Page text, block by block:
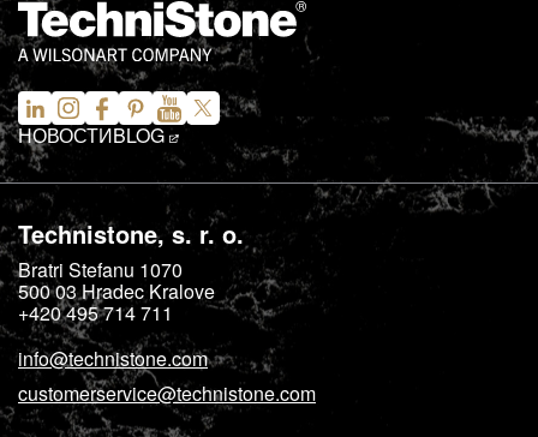
НОВОСТИBLOG
Technistone, s. r. o.
Bratri Stefanu 1070
500 03Hradec Kralove
+420 495 714 711
info@technistone.com
customerservice@technistone.com